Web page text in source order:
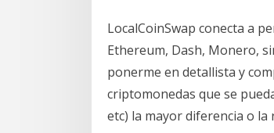
LocalCoinSwap conecta a
Ethereum, Dash, Monero,
ponerme en detallista y
criptomonedas que se
etc) la mayor diferencia o